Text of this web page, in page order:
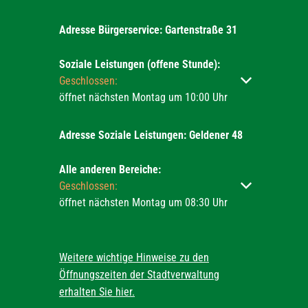
Adresse Bürgerservice: Gartenstraße 31
Soziale Leistungen (offene Stunde):
Klicken, um weitere Öffnungs- oder Schließzeiten
Geschlossen:
öffnet nächsten Montag um 10:00 Uhr
Adresse Soziale Leistungen: Geldener 48
Alle anderen Bereiche:
Klicken, um weitere Öffnungs- oder Schließzeiten
Geschlossen:
öffnet nächsten Montag um 08:30 Uhr
Weitere wichtige Hinweise zu den
Öffnungszeiten der Stadtverwaltung
erhalten Sie hier.